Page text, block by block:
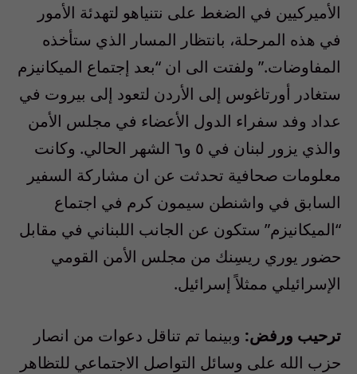
الأميركيين في الضغط على نتنياهو لتهدئة الأمور
في هذه المرحلة، بانتظار المسار الذي ستأخذه
المفاوضات.” ولفتت الى ان “بعد إجتماع الميكانيزم
ستغادر أورتاغوس إلى الأردن لتعود إلى بيروت في
عداد وفد سفراء الدول الأعضاء في مجلس الأمن
والذي يزور لبنان في ٥ و٦ الشهر الحالي. وكانت
معلومات صحافية تحدثت عن ان مشاركة السفير
السابق في واشنطن سيمون كرم في اجتماع
“الميكانيزم” ستكون عن الجانب اللبناني في مقابل
حضور يوري ريسِنك من مجلس الأمن القومي
الإسرائيلي ممثلاً إسرائيل.
ترحيب ورفض: وبينما تم تناقل دعوات من انصار
حزب الله على وسائل التواصل الاجتماعي للتظاهر